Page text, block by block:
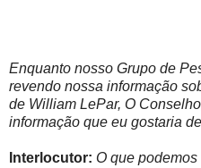
Enquanto nosso Grupo de
revendo nossa informação
de William LePar, O
informação que eu gostaria
Interlocutor: O que